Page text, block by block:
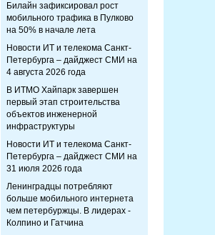
Билайн зафиксировал рост
мобильного трафика в Пулково
на 50% в начале лета
Новости ИТ и телекома Санкт-
Петербурга – дайджест СМИ на
4 августа 2026 года
В ИТМО Хайпарк завершен
первый этап строительства
объектов инженерной
инфраструктуры
Новости ИТ и телекома Санкт-
Петербурга – дайджест СМИ на
31 июля 2026 года
Ленинградцы потребляют
больше мобильного интернета
чем петербуржцы. В лидерах -
Колпино и Гатчина